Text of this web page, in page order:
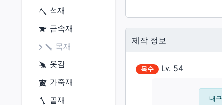
용기사
닌자
사무라이
리퍼
음유시인
기공사
광부
원예가
어부
석재
금속재
목재
옷감
가죽재
골재
제작 정보
목수 Lv. 54
내